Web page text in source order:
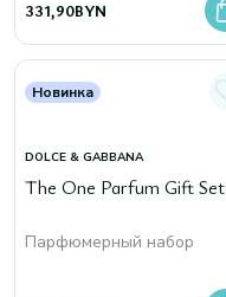
331,90BYN
Новинка
DOLCE & GABBANA
The One Parfum Gift Set
Парфюмерный набор